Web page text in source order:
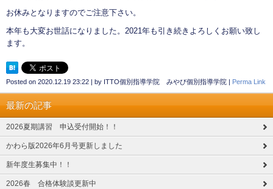
お休みとなりますのでご注意下さい。
本年も大変お世話になりました。2021年も引き続きよろしくお願い致し
ます。
Posted on 2020.12.19 23:22 | by ITTO個別指導学院 みやび個別指導学院 | Perma Link
最新の記事
2026夏期講習 申込受付開始！！
かわら版2026年6月号更新しました
新年度生募集中！！
2026春 合格体験談更新中